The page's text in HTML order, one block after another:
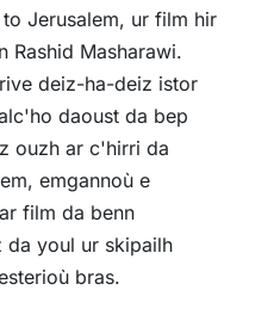
Jerusalem, ur film hir
Rashid Masharawi.
deiz-ha-deiz istor
daoust da bep
ouzh ar c'hirri da
emgannoù e
film da benn
da youl ur skipailh
bras.